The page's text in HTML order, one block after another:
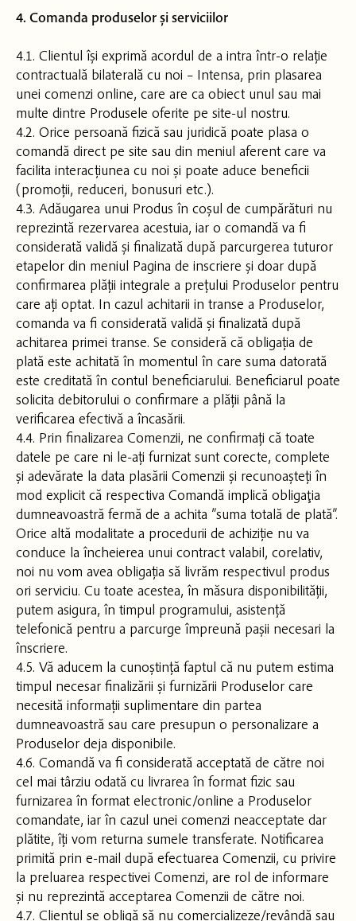
4. Comanda produselor și serviciilor
4.1. Clientul își exprimă acordul de a intra într-o relație
contractuală bilaterală cu noi – Intensa, prin plasarea
unei comenzi online, care are ca obiect unul sau mai
multe dintre Produsele oferite pe site-ul nostru.
4.2. Orice persoană fizică sau juridică poate plasa o
comandă direct pe site sau din meniul aferent care va
facilita interacțiunea cu noi și poate aduce beneficii
(promoții, reduceri, bonusuri etc.).
4.3. Adăugarea unui Produs în coșul de cumpărături nu
reprezintă rezervarea acestuia, iar o comandă va fi
considerată validă și finalizată după parcurgerea tuturor
etapelor din meniul Pagina de inscriere și doar după
confirmarea plății integrale a prețului Produselor pentru
care ați optat. In cazul achitarii in transe a Produselor,
comanda va fi considerată validă și finalizată după
achitarea primei transe. Se consideră că obligația de
plată este achitată în momentul în care suma datorată
este creditată în contul beneficiarului. Beneficiarul poate
solicita debitorului o confirmare a plății până la
verificarea efectivă a încasării.
4.4. Prin finalizarea Comenzii, ne confirmați că toate
datele pe care ni le-ați furnizat sunt corecte, complete
și adevărate la data plasării Comenzii și recunoașteți în
mod explicit că respectiva Comandă implică obligaţia
dumneavoastră fermă de a achita ”suma totală de plată”.
Orice altă modalitate a procedurii de achiziție nu va
conduce la încheierea unui contract valabil, corelativ,
noi nu vom avea obligația să livrăm respectivul produs
ori serviciu. Cu toate acestea, în măsura disponibilității,
putem asigura, în timpul programului, asistență
telefonică pentru a parcurge împreună pașii necesari la
înscriere.
4.5. Vă aducem la cunoștință faptul că nu putem estima
timpul necesar finalizării și furnizării Produselor care
necesită informații suplimentare din partea
dumneavoastră sau care presupun o personalizare a
Produselor deja disponibile.
4.6. Comandă va fi considerată acceptată de către noi
cel mai târziu odată cu livrarea în format fizic sau
furnizarea în format electronic/online a Produselor
comandate, iar în cazul unei comenzi neacceptate dar
plătite, îți vom returna sumele transferate. Notificarea
primită prin e-mail după efectuarea Comenzii, cu privire
la preluarea respectivei Comenzi, are rol de informare
și nu reprezintă acceptarea Comenzii de către noi.
4.7. Clientul se obligă să nu comercializeze/revândă sau